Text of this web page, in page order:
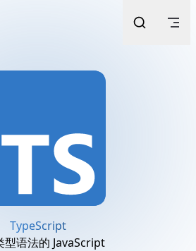
TypeScript
型语法的 JavaScript